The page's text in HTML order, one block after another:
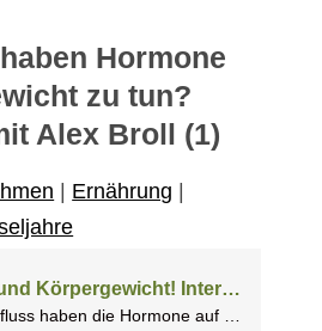
Hormone
zu tun?
Alex Broll (1)
| Ernährung |